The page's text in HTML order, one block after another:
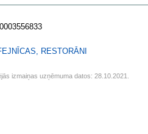
RESTORĀNI
izmaiņas uzņēmuma datos: 28.10.2021.